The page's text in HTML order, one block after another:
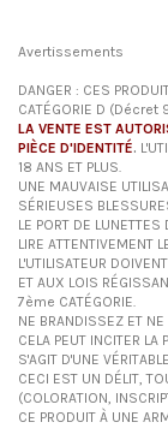
Avertissements
DANGER : CES
CATÉGORIE D (Décret
LA VENTE EST
PIÈCE D'IDENTITÉ.
18 ANS ET PLUS.
UNE MAUVAISE
SÉRIEUSES
LE PORT DE LUNETTES
LIRE ATTENTIVEMENT
L'UTILISATEUR
ET AUX LOIS
7ème CATÉGORIE.
NE BRANDISSEZ ET
CELA PEUT INCITER LA
S'AGIT D'UNE
CECI EST UN DÉLIT,
(COLORATION,
CE PRODUIT À UNE